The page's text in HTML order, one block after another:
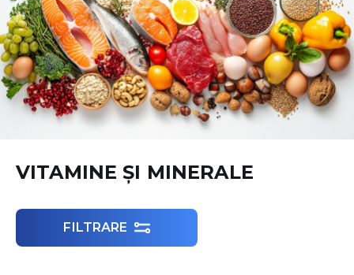
VITAMINE ȘI MINERALE
FILTRARE